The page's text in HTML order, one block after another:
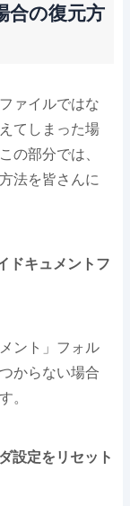
合の復元方
ァイルではな
てしまった場
の部分では、
法を皆さんに
ドキュメントフ
ント」フォル
からない場合
。
設定をリセット